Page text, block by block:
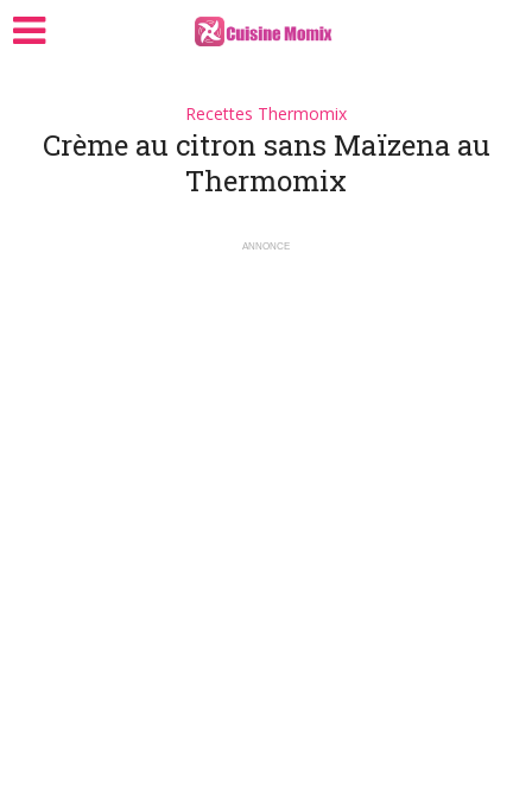
Recettes Thermomix
Crème au citron sans Maïzena au
Thermomix
ANNONCE